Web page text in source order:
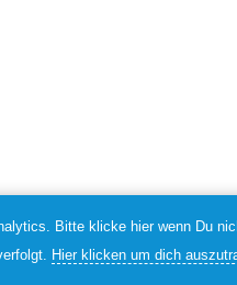
Bitte klicke hier wenn Du
Hier klicken um dich